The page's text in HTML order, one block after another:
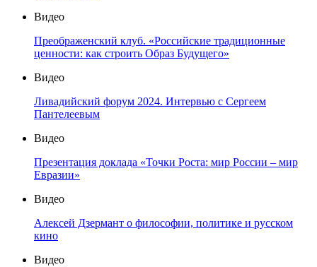
Видео
Преображенский клуб. «Российские традиционные
ценности: как строить Образ Будущего»
Видео
Ливадийский форум 2024. Интервью с Сергеем
Пантелеевым
Видео
Презентация доклада «Точки Роста: мир России – мир
Евразии»
Видео
Алексей Дзермант о философии, политике и русском
кино
Видео